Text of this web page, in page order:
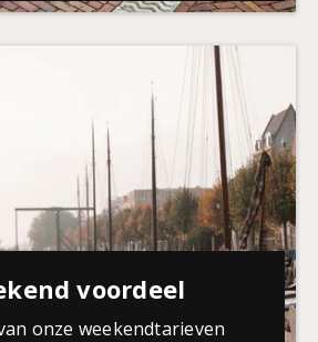
voordeel
onze weekendtarieven